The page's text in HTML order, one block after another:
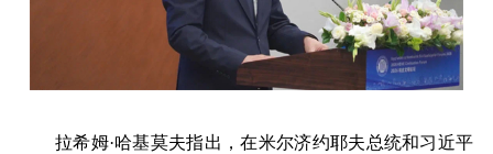
拉希姆·哈基莫夫指出，在米尔济约耶夫总统和习近平